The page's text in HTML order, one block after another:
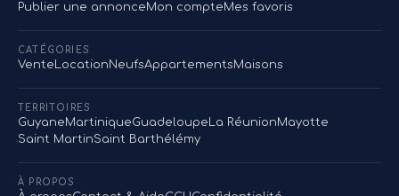
Publier une annonceMon compteMes favoris
CATÉGORIES
Vente LocationNeufsAppartementsMaisons
TERRITOIRES
GuyaneMartiniqueGuadeloupe La RéunionMayotte
Saint MartinSaint Barthélémy
À PROPOS